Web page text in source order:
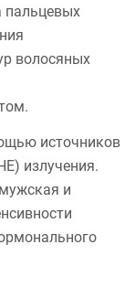
пальцевых
волосяных
источников
излучения.
и